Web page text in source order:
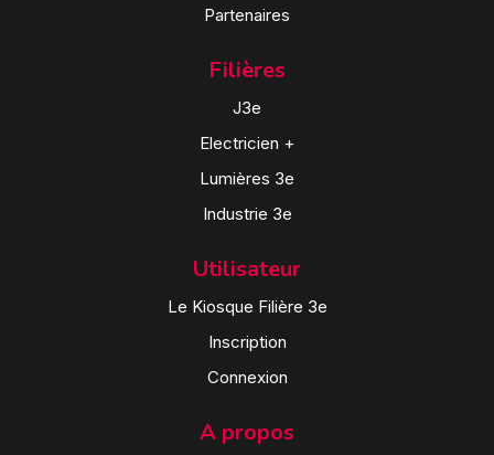
Partenaires
Filières
J3e
Electricien +
Lumières 3e
Industrie 3e
Utilisateur
Le Kiosque Filière 3e
Inscription
Connexion
A propos